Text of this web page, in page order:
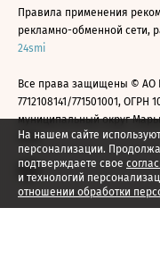
На нашем сайте
персонализации.
подтверждаете свое
и технологий
отношении обработки
Правила применения
рекламно-обменной сети,
24smi
Все права защищены © АО
7712108141/771501001, ОГРН
муниципальный округ
2026